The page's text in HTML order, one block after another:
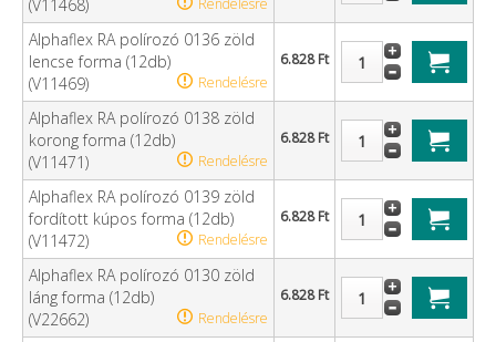
(V11468)
Rendelésre
Alphaflex RA polírozó 0136 zöld
lencse forma (12db)
(V11469)
Rendelésre
6.828 Ft
Alphaflex RA polírozó 0138 zöld
korong forma (12db)
(V11471)
Rendelésre
6.828 Ft
Alphaflex RA polírozó 0139 zöld
fordított kúpos forma (12db)
(V11472)
Rendelésre
6.828 Ft
Alphaflex RA polírozó 0130 zöld
láng forma (12db)
(V22662)
Rendelésre
6.828 Ft